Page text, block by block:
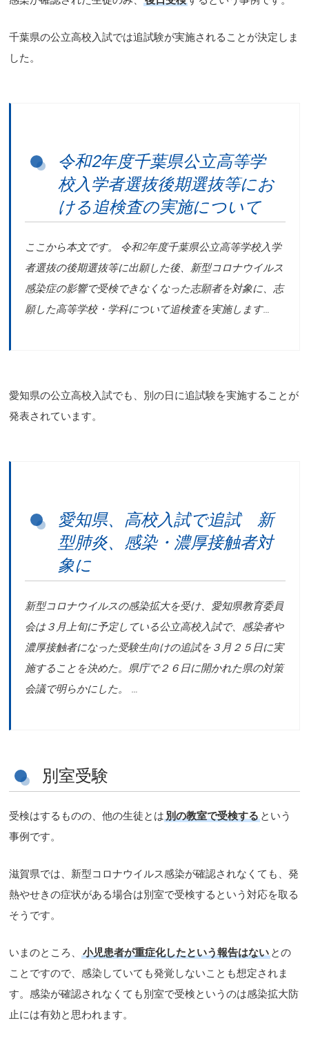
千葉県の公立高校入試では追試験が実施されることが決定しま
した。
令和2年度千葉県公立高等学
校入学者選抜後期選抜等にお
ける追検査の実施について
ここから本文です。 令和2年度千葉県公立高等学校入学
者選抜の後期選抜等に出願した後、新型コロナウイルス
感染症の影響で受検できなくなった志願者を対象に、志
願した高等学校・学科について追検査を実施します…
愛知県の公立高校入試でも、別の日に追試験を実施することが
発表されています。
愛知県、高校入試で追試 新
型肺炎、感染・濃厚接触者対
象に
新型コロナウイルスの感染拡大を受け、愛知県教育委員
会は３月上旬に予定している公立高校入試で、感染者や
濃厚接触者になった受験生向けの追試を３月２５日に実
施することを決めた。県庁で２６日に開かれた県の対策
会議で明らかにした。 …
別室受験
受検はするものの、他の生徒とは別の教室で受検するという
事例です。
滋賀県では、新型コロナウイルス感染が確認されなくても、発
熱やせきの症状がある場合は別室で受検するという対応を取る
そうです。
いまのところ、小児患者が重症化したという報告はないとの
ことですので、感染していても発覚しないことも想定されま
す。感染が確認されなくても別室で受検というのは感染拡大防
止には有効と思われます。